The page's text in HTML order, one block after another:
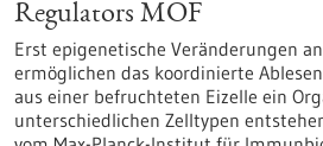
Regulators MOF
Erst epigenetische Veränderungen
ermöglichen das koordinierte
aus einer befruchteten Eizelle ein
unterschiedlichen Zelltypen